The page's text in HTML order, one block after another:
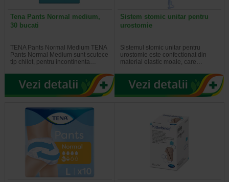
Tena Pants Normal medium,
30 bucati
TENA Pants Normal Medium TENA
Pants Normal Medium sunt scutece
tip chilot, pentru incontinenta…
Sistem stomic unitar pentru
urostomie
Sistemul stomic unitar pentru
urostomie este confectionat din
material elastic moale, care…